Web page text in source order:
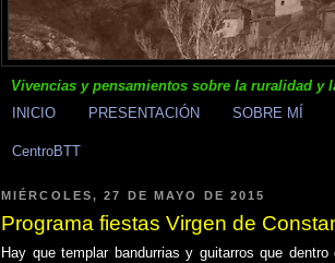
Vivencias y pensamientos sobre la ruralidad y
INICIO
PRESENTACIÓN SOBRE MÍ
CentroBTT
MIÉRCOLES, 27 DE MAYO DE 2015
Programa fiestas Virgen de
Hay que templar bandurrias y guitarros que